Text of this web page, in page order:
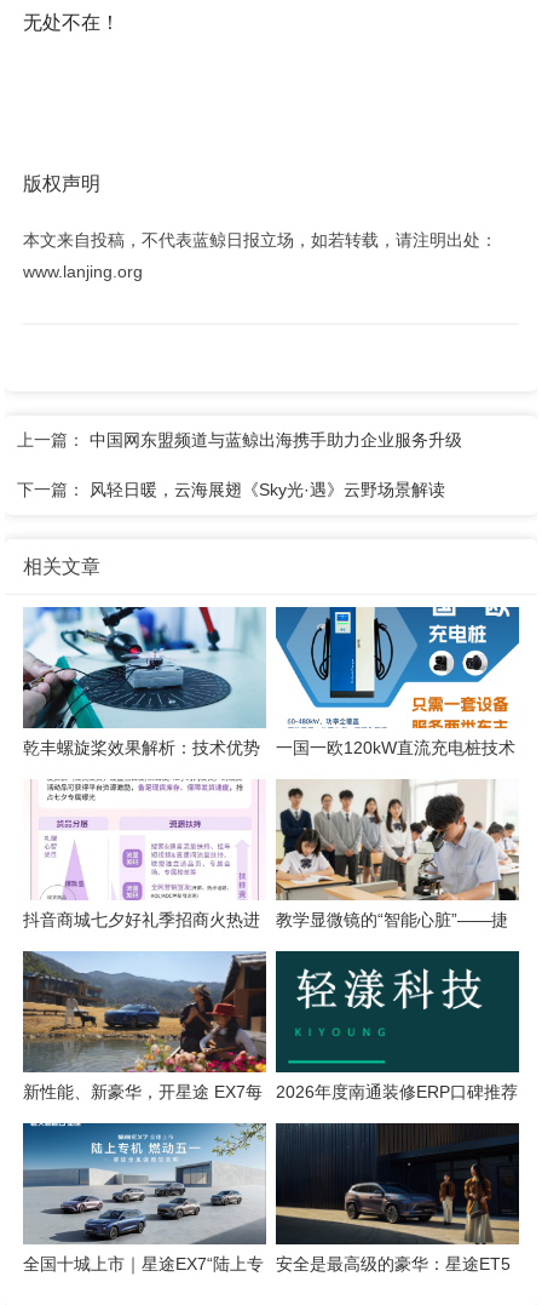
无处不在！
版权声明
本文来自投稿，不代表蓝鲸日报立场，如若转载，请注明出处：
www.lanjing.org
上一篇：中国网东盟频道与蓝鲸出海携手助力企业服务升级
下一篇： 风轻日暖，云海展翅《Sky光·遇》云野场景解读
相关文章
乾丰螺旋桨效果解析：技术优势
与应用价值
一国一欧120kW直流充电桩技术
解析
抖音商城七夕好礼季招商火热进
行中，爆单攻略轻松解锁！
教学显微镜的“智能心脏”——捷
新性能、新豪华，开星途 EX7每
一次都尽兴
2026年度南通装修ERP口碑推荐
榜单
全国十城上市｜星途EX7“陆上专
安全是最高级的豪华：星途ET5